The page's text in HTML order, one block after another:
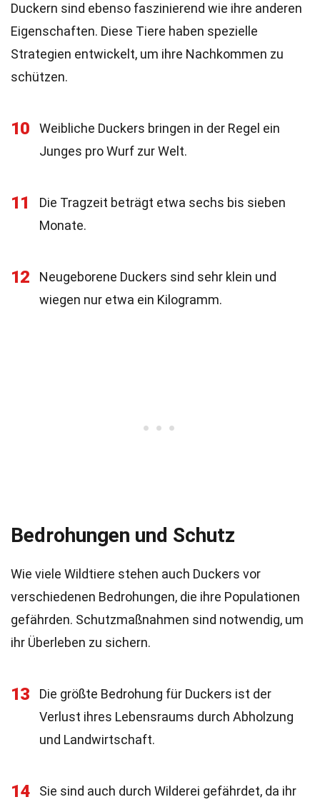
Duckern sind ebenso faszinierend wie ihre anderen
Eigenschaften. Diese Tiere haben spezielle
Strategien entwickelt, um ihre Nachkommen zu
schützen.
10
Weibliche Duckers bringen in der Regel ein
Junges pro Wurf zur Welt.
11
Die Tragzeit beträgt etwa sechs bis sieben
Monate.
12
Neugeborene Duckers sind sehr klein und
wiegen nur etwa ein Kilogramm.
Bedrohungen und Schutz
Wie viele Wildtiere stehen auch Duckers vor
verschiedenen Bedrohungen, die ihre Populationen
gefährden. Schutzmaßnahmen sind notwendig, um
ihr Überleben zu sichern.
13
Die größte Bedrohung für Duckers ist der
Verlust ihres Lebensraums durch Abholzung
und Landwirtschaft.
14
Sie sind auch durch Wilderei gefährdet, da ihr